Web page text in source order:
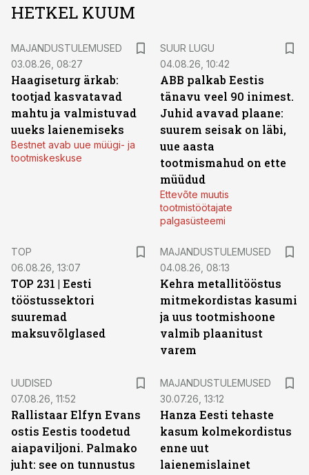
HETKEL KUUM
MAJANDUSTULEMUSED
03.08.26, 08:27
Haagiseturg ärkab:
tootjad kasvatavad
mahtu ja valmistuvad
uueks laienemiseks
Bestnet avab uue müügi- ja
tootmiskeskuse
SUUR LUGU
04.08.26, 10:42
ABB palkab Eestis
tänavu veel 90 inimest.
Juhid avavad plaane:
suurem seisak on läbi,
uue aasta
tootmismahud on ette
müüdud
Ettevõte muutis
tootmistöötajate
palgasüsteemi
TOP
06.08.26, 13:07
TOP 231 | Eesti
tööstussektori
suuremad
maksuvõlglased
MAJANDUSTULEMUSED
04.08.26, 08:13
Kehra metallitööstus
mitmekordistas kasumi
ja uus tootmishoone
valmib plaanitust
varem
UUDISED
07.08.26, 11:52
Rallistaar Elfyn Evans
ostis Eestis toodetud
aiapaviljoni. Palmako
juht: see on tunnustus
MAJANDUSTULEMUSED
30.07.26, 13:12
Hanza Eesti tehaste
kasum kolmekordistus
enne uut
laienemislainet